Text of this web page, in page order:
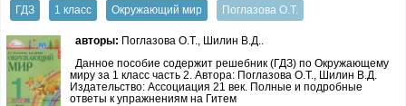
ГДЗ 1 класс Окружающий мир Поглазова О.Т.
авторы: Поглазова О.Т., Шилин В.Д..
Данное пособие содержит решебник (ГДЗ) по Окружающему
миру за 1 класс часть 2. Автора: Поглазова О.Т., Шилин В.Д.
Издательство: Ассоциация 21 век. Полные и подробные
ответы к упражнениям на Гитем